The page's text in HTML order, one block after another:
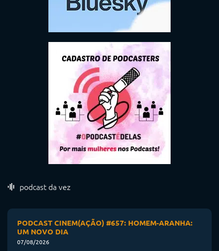
podcast da vez
PODCAST CINEM(AÇÃO) #657: HOMEM-ARANHA:
UM NOVO DIA
07/08/2026